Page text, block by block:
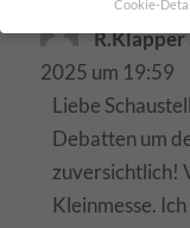
R.Klapper
2025 um 19:59
Liebe
Debatten um
zuversichtlich!
Kleinmesse.
Cookie-
Wenn Sie unter 16
freiwilligen Diensten
Wir verwenden
Website. Einige von
helfen, diese Website